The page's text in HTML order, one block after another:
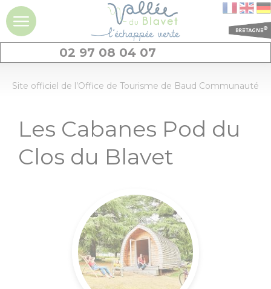
Blavet
Idées séjours et
expériences à la
Les
incontournables
Géants de pierres
: menhirs et
dolmens
02 97 08 04 07
Site officiel de l’Office de Tourisme de Baud Communauté
Les Cabanes Pod du
Clos du Blavet